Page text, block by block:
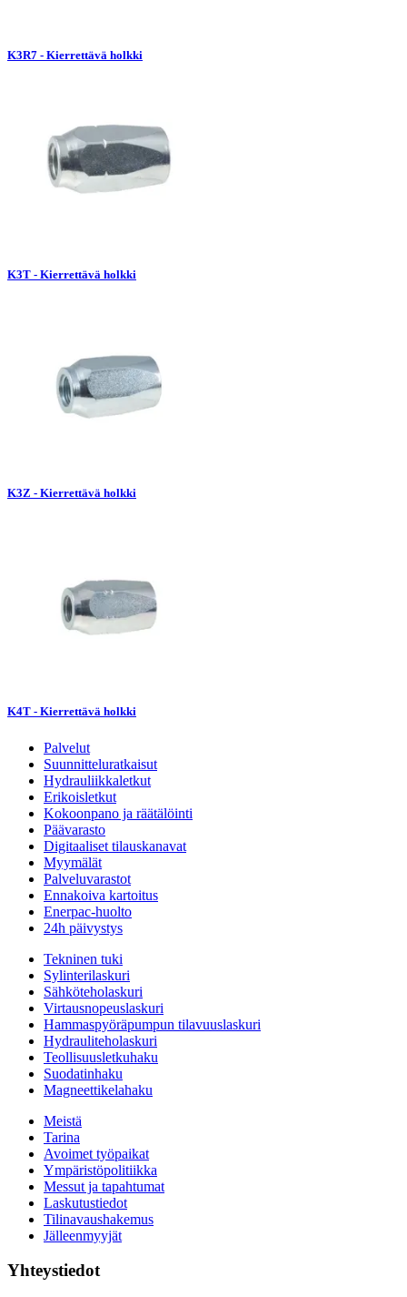
K3R7 - Kierrettävä holkki
K3T - Kierrettävä holkki
K3Z - Kierrettävä holkki
K4T - Kierrettävä holkki
Palvelut
Suunnitteluratkaisut
Hydrauliikkaletkut
Erikoisletkut
Kokoonpano ja räätälöinti
Päävarasto
Digitaaliset tilauskanavat
Myymälät
Palveluvarastot
Ennakoiva kartoitus
Enerpac-huolto
24h päivystys
Tekninen tuki
Sylinterilaskuri
Sähköteholaskuri
Virtausnopeuslaskuri
Hammaspyöräpumpun tilavuuslaskuri
Hydrauliteholaskuri
Teollisuusletkuhaku
Suodatinhaku
Magneettikelahaku
Meistä
Tarina
Avoimet työpaikat
Ympäristöpolitiikka
Messut ja tapahtumat
Laskutustiedot
Tilinavaushakemus
Jälleenmyyjät
Yhteystiedot